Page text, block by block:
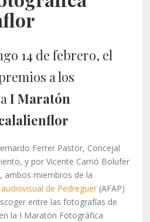
14 de febrero, el
a los
I Maratón
Ferrer Pastor, Concejal
y por Vicente Carrió Bolufer
ambos miembros de la
de Pedreguer (AFAP)
entre las fotografías de
la I Maratón Fotográfica